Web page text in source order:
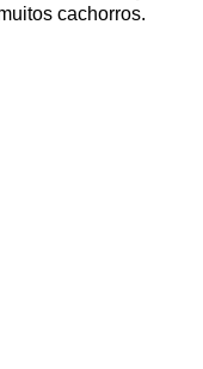
cachorros.